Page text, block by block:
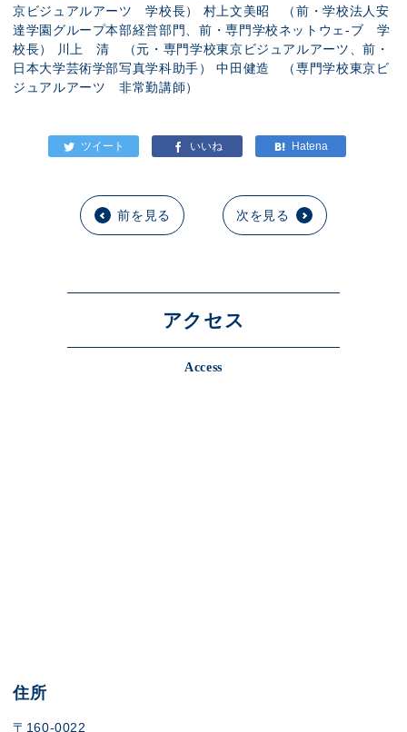
京ビジュアルアーツ 学校長） 村上文美昭 （前・学校法人安
達学園グループ本部経営部門、前・専門学校ネットウェ-ブ 学
校長） 川上 清 （元・専門学校東京ビジュアルアーツ、前・
日本大学芸術学部写真学科助手） 中田健造 （専門学校東京ビ
ジュアルアーツ 非常勤講師）
前を見る 次を見る
アクセス
Access
住所
〒160-0022